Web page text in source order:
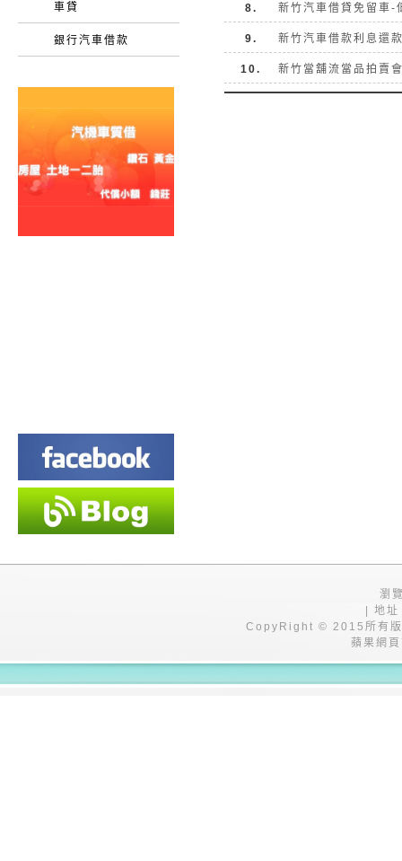
車貸
銀行汽車借款
8. 新竹汽車借貸免留車-
9. 新竹汽車借款利息還
10. 新竹當舖流當品拍賣
瀏
| 地
CopyRight © 2015所有版
蘋果網